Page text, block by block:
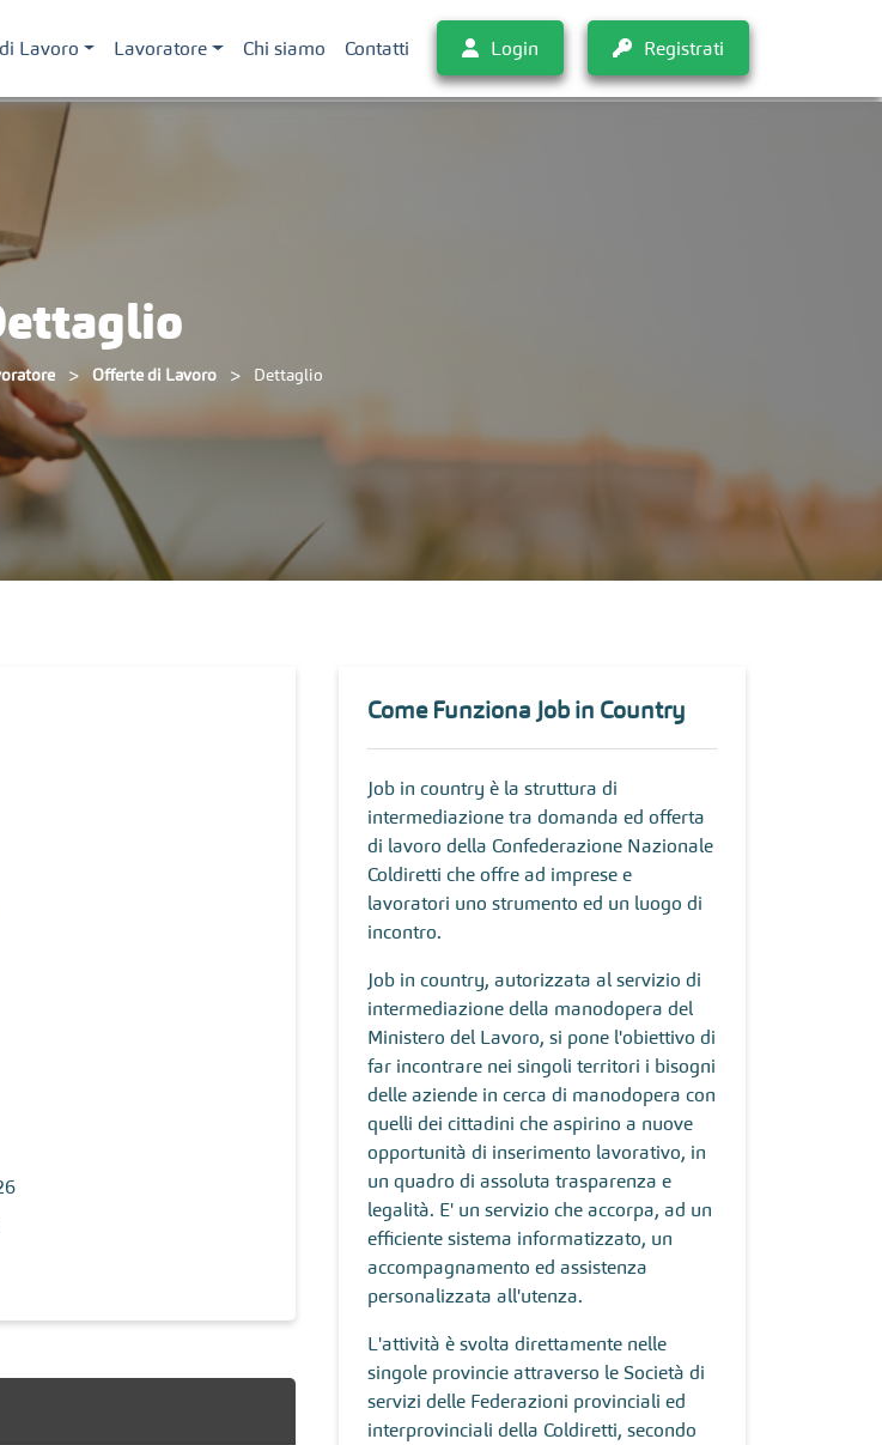
Lavoro Lavoratore Chi siamo Contatti Login Registrati
> Offerte di Lavoro > Dettaglio
Come Funziona Job in Country
Job in country è la struttura di
intermediazione tra domanda ed offerta
di lavoro della Confederazione Nazionale
Coldiretti che offre ad imprese e
lavoratori uno strumento ed un luogo di
incontro.
Job in country, autorizzata al servizio di
intermediazione della manodopera del
Ministero del Lavoro, si pone l'obiettivo di
far incontrare nei singoli territori i bisogni
delle aziende in cerca di manodopera con
quelli dei cittadini che aspirino a nuove
opportunità di inserimento lavorativo, in
un quadro di assoluta trasparenza e
legalità. E' un servizio che accorpa, ad un
efficiente sistema informatizzato, un
accompagnamento ed assistenza
personalizzata all'utenza.
L'attività è svolta direttamente nelle
singole provincie attraverso le Società di
servizi delle Federazioni provinciali ed
interprovinciali della Coldiretti, secondo